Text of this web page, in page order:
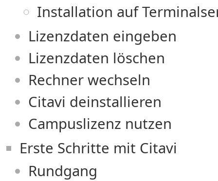
Installation auf
Lizenzdaten eingeben
Lizenzdaten löschen
Rechner wechseln
Citavi deinstallieren
Campuslizenz nutzen
Erste Schritte mit Citavi
Rundgang